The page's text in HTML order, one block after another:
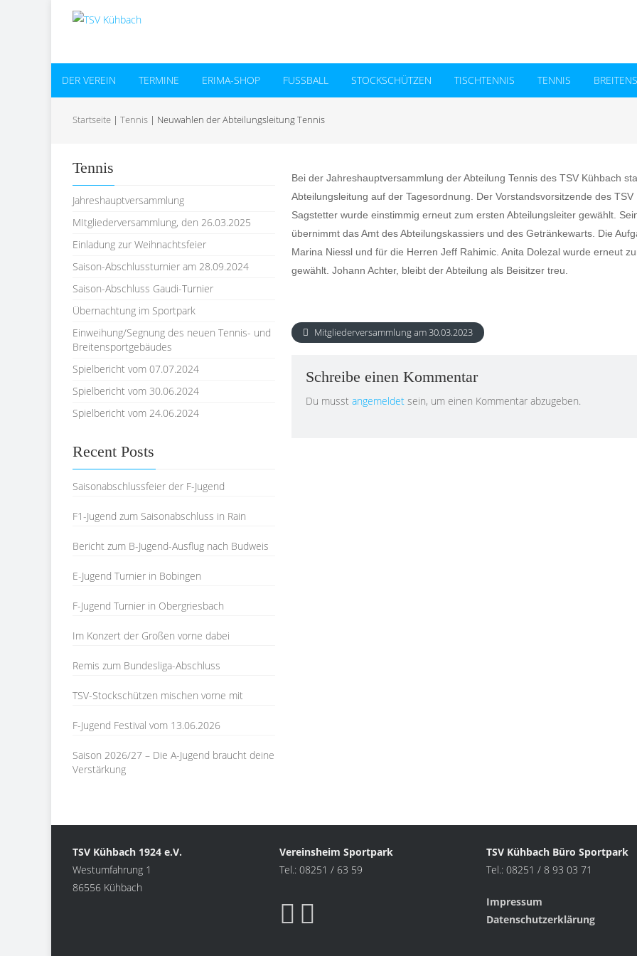
DER VEREIN TERMINE ERIMA-SHOP FUSSBALL STOCKSCHÜTZEN TISCHTENNIS TENNIS
Startseite | Tennis | Neuwahlen der Abteilungsleitung Tennis
Bei der Jahreshauptversammlung der Abteilung Tennis des TSV Kühbach
Abteilungsleitung auf der Tagesordnung. Der Vorstandsvorsitzende des
Sagstetter wurde einstimmig erneut zum ersten Abteilungsleiter gewählt.
übernimmt das Amt des Abteilungskassiers und des Getränkewarts. Die
Marina Niessl und für die Herren Jeff Rahimic. Anita Dolezal wurde erneut
gewählt. Johann Achter, bleibt der Abteilung als Beisitzer treu.
Mitgliederversammlung am 30.03.2023
Schreibe einen Kommentar
Du musst angemeldetsein, um einen Kommentar abzugeben.
Tennis
Jahreshauptversammlung
MItgliederversammlung, den 26.03.2025
Einladung zur Weihnachtsfeier
Saison-Abschlussturnier am 28.09.2024
Saison-Abschluss Gaudi-Turnier
Übernachtung im Sportpark
Einweihung/Segnung des neuen Tennis- und
Breitensportgebäudes
Spielbericht vom 07.07.2024
Spielbericht vom 30.06.2024
Spielbericht vom 24.06.2024
Recent Posts
Saisonabschlussfeier der F-Jugend
F1-Jugend zum Saisonabschluss in Rain
Bericht zum B-Jugend-Ausflug nach Budweis
E-Jugend Turnier in Bobingen
F-Jugend Turnier in Obergriesbach
Im Konzert der Großen vorne dabei
Remis zum Bundesliga-Abschluss
TSV-Stockschützen mischen vorne mit
F-Jugend Festival vom 13.06.2026
Saison 2026/27 – Die A-Jugend braucht deine
Verstärkung
TSV Kühbach 1924 e.V.
Westumfahrung 1
86556 Kühbach
Vereinsheim Sportpark
Tel.: 08251 / 63 59
TSV Kühbach Büro Sportpark
Tel.: 08251 / 8 93 03 71
Impressum
Datenschutzerklärung